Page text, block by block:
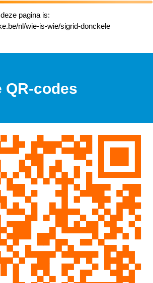
pagina is:
nl/wie-is-wie/sigrid-donckele
QR-codes